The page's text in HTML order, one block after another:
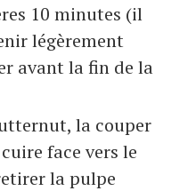
10 minutes (il
légèrement
avant la fin de la
la couper
face vers le
la pulpe